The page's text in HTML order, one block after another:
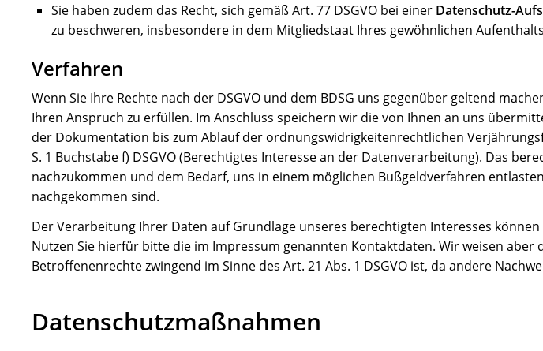
Sie haben zudem das Recht, sich gemäß Art. 77 DSGVO bei einer Datenschutz-
zu beschweren, insbesondere in dem Mitgliedstaat Ihres gewöhnlichen
Verfahren
Wenn Sie Ihre Rechte nach der DSGVO und dem BDSG uns gegenüber geltend
Ihren Anspruch zu erfüllen. Im Anschluss speichern wir die von Ihnen an uns
der Dokumentation bis zum Ablauf der ordnungswidrigkeitenrechtlichen
S. 1 Buchstabe f) DSGVO (Berechtigtes Interesse an der Datenverarbeitung). Das
nachzukommen und dem Bedarf, uns in einem möglichen Bußgeldverfahren
nachgekommen sind.
Der Verarbeitung Ihrer Daten auf Grundlage unseres berechtigten Interesses
Nutzen Sie hierfür bitte die im Impressum genannten Kontaktdaten. Wir weisen
Betroffenenrechte zwingend im Sinne des Art. 21 Abs. 1 DSGVO ist, da andere
Datenschutzmaßnahmen